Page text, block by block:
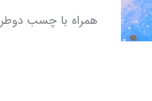
همراه با چسب